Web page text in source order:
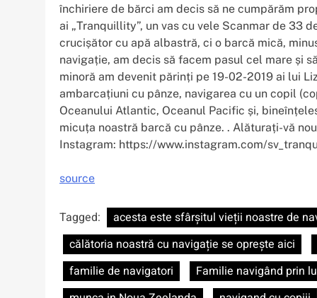
închiriere de bărci am decis să ne cumpărăm
ai „Tranquillity”, un vas cu vele Scanmar de 33
crucișător cu apă albastră, ci o barcă mică,
navigație, am decis să facem pasul cel mare și
minoră am devenit părinți pe 19-02-2019 ai lui
ambarcațiuni cu pânze, navigarea cu un copil
Oceanului Atlantic, Oceanul Pacific și,
micuța noastră barcă cu pânze. . Alăturați-vă
Instagram: https://www.instagram.com/
source
Tagged: acesta este sfârșitul vieții noastre de
călătoria noastră cu navigație se oprește aici
familie de navigatori
Familie navigând prin